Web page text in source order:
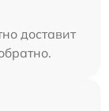
доставит